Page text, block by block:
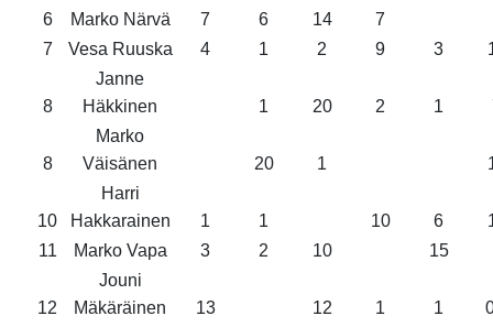
6
Marko Närvä 7 6 14
7
7
Vesa Ruuska 4 1 2 9 3
8
Janne
Häkkinen
1 20 2 1
8
Marko
Väisänen
20 1
10
Harri
Hakkarainen
1 1 10 6
11
Marko Vapa 3 2 10 15
12
Jouni
Mäkäräinen
13 12 1 1